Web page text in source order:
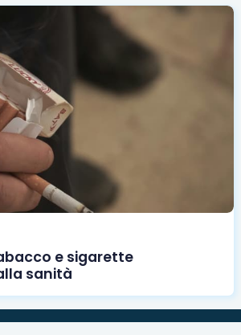
e sigarette
sanità